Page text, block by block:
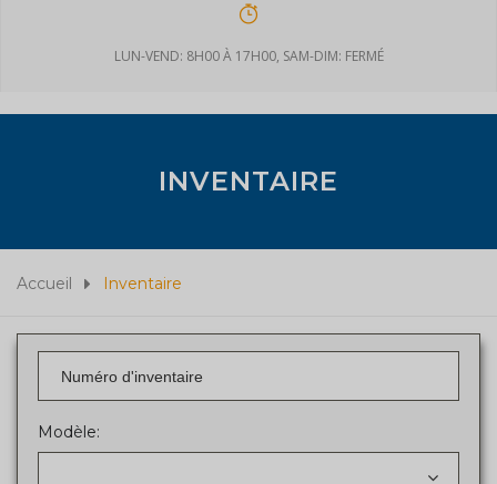
LUN-VEND: 8H00 À 17H00, SAM-DIM: FERMÉ
INVENTAIRE
Accueil Inventaire
Modèle: